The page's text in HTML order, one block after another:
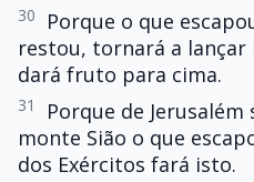
30
Porque o que
restou, tornará a lançar
dará fruto para cima.
31
Porque de
monte Sião o que
dos Exércitos fará isto.